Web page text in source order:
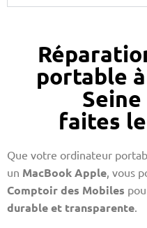
portable
Seine
faites
Que votre ordinateur
un MacBook Apple , vous
Comptoir des Mobiles
durable et transparente